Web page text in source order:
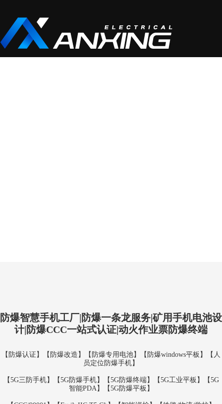
防爆智慧手机工厂|防爆一条龙服务|矿用手机电池设
计|防爆CCC一站式认证|动火作业票防爆终端
【防爆认证】【防爆改造】【防爆专用电池】【防爆windows平板】【人
员定位防爆手机】
【5G三防手机】【5G防爆手机】【5G防爆终端】【5G工业平板】【5G
智能PDA】【5G防爆平板】